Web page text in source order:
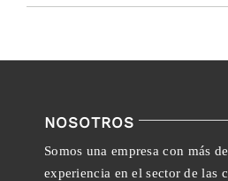
NOSOTROS
Somos una empresa con más
experiencia en el sector de las